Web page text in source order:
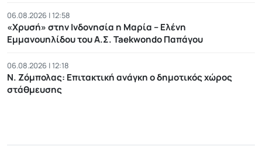
06.08.2026 | 12:58
«Χρυσή» στην Ινδονησία η Μαρία – Ελένη
Εμμανουηλίδου του Α.Σ. Taekwondo Παπάγου
06.08.2026 | 12:18
Ν. Ζόμπολας: Eπιτακτική ανάγκη ο δημοτικός χώρος
στάθμευσης